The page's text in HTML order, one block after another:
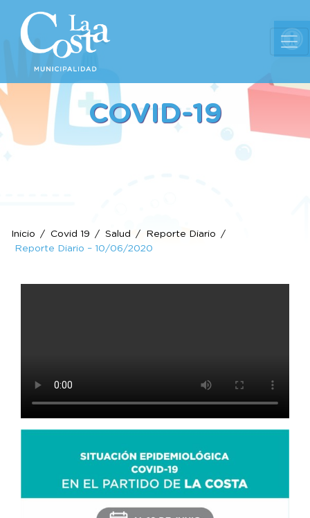
COVID-19
Inicio Covid 19 Salud
Reporte Diario
Reporte Diario – 10/06/2020